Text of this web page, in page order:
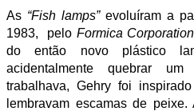
As “Fish lamps”evoluíram a
1983, pelo Formica Corporation
do então novo plástico
acidentalmente quebrar
trabalhava, Gehry foi
lembravam escamas de peixe.